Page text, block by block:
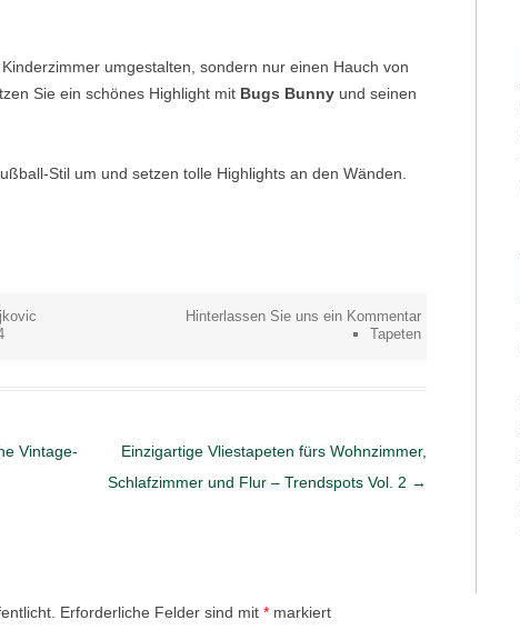
umgestalten, sondern nur einen Hauch von
Sie ein schönes Highlight mit Bugs Bunny und seinen
Stil um und setzen tolle Highlights an den Wänden.
Hinterlassen Sie uns ein Kommentar
Tapeten
Vintage-
Einzigartige Vliestapeten fürs Wohnzimmer,
Schlafzimmer und Flur – Trendspots Vol. 2 →
Erforderliche Felder sind mit * markiert